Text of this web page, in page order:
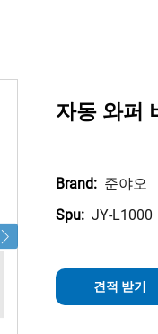
자동 와퍼
Brand: 준야오
Spu: JY-L1000
견적 받기